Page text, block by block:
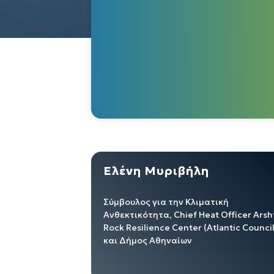
Ελένη Μυριβήλη
Σύμβουλος για την Κλιματική
Ανθεκτικότητα, Chief Heat Officer
Rock Resilience Center (Atlantic
και Δήμος Αθηναίων